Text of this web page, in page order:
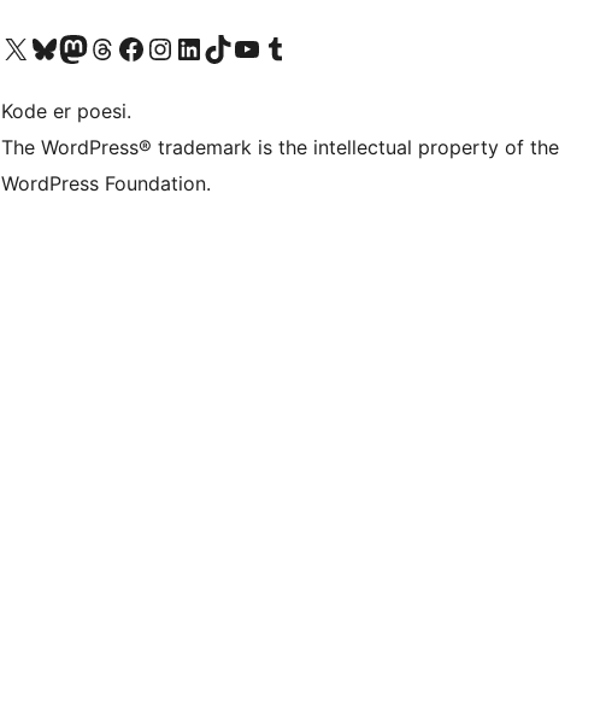
Besøk vår konto på X Visit our Bluesky account
Besøk vår Mastodon-konto
Visit our Threads account
Besøk vår Facebook-sideBesøk vår Instagram-konto
Besøk vår LinkedIn-konto
Visit our TikTok account
Visit our YouTube channel
Visit our Tumblr account
Kode er poesi.
The WordPress® trademark is the intellectual property of the
WordPress Foundation.